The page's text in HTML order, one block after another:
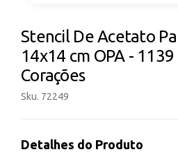
Stencil De Acetato
14x14 cm OPA -
Corações
Sku. 72249
Detalhes do Produto